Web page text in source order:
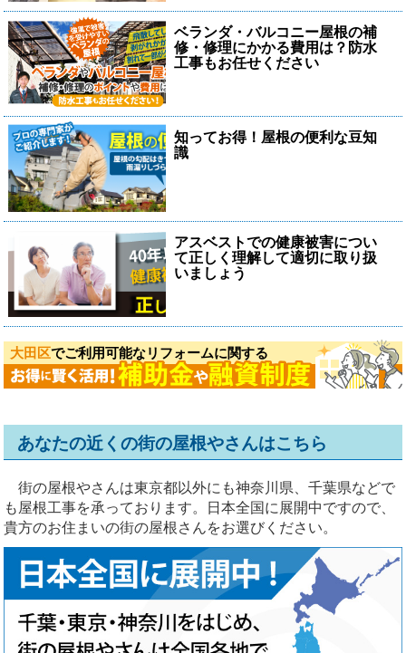
ベランダ・バルコニー屋根の補
修・修理にかかる費用は？防水
工事もお任せください
知ってお得！屋根の便利な豆知
識
アスベストでの健康被害につい
て正しく理解して適切に取り扱
いましょう
大田区でご利用可能なリフォームに関する
あなたの近くの街の屋根やさんはこちら
街の屋根やさんは東京都以外にも神奈川県、千葉県などで
も屋根工事を承っております。日本全国に展開中ですので、
貴方のお住まいの街の屋根さんをお選びください。